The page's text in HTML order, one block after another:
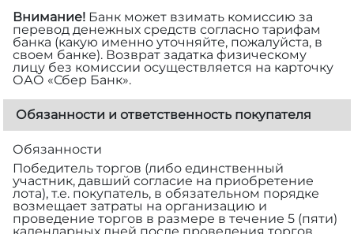
Внимание! Банк может взимать комиссию за
перевод денежных средств согласно тарифам
банка (какую именно уточняйте, пожалуйста, в
своем банке). Возврат задатка физическому
лицу без комиссии осуществляется на карточку
ОАО «Сбер Банк».
Обязанности и ответственность покупателя
Обязанности
Победитель торгов (либо единственный
участник, давший согласие на приобретение
лота), т.е. покупатель, в обязательном порядке
возмещает затраты на организацию и
проведение торгов в размере в течение 5 (пяти)
календарных дней после проведения торгов.